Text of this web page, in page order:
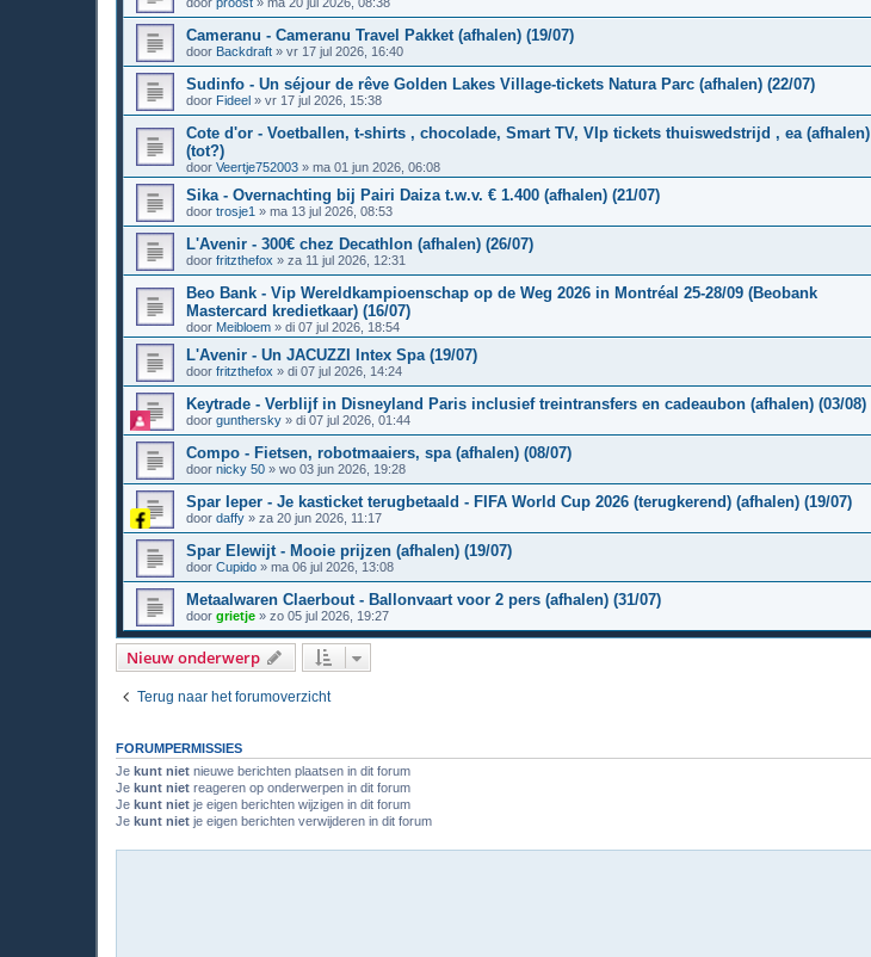
Cameranu - Cameranu Travel Pakket (afhalen) (19/07)
door Backdraft » vr 17 jul 2026, 16:40
Sudinfo - Un séjour de rêve Golden Lakes Village-tickets Natura Parc (afhalen) (22/07)
door Fideel » vr 17 jul 2026, 15:38
Cote d'or - Voetballen, t-shirts , chocolade, Smart TV, VIp tickets thuiswedstrijd , ea (afhalen)
(tot?)
door Veertje752003 » ma 01 jun 2026, 06:08
Sika - Overnachting bij Pairi Daiza t.w.v. € 1.400 (afhalen) (21/07)
door trosje1 » ma 13 jul 2026, 08:53
L'Avenir - 300€ chez Decathlon (afhalen) (26/07)
door fritzthefox » za 11 jul 2026, 12:31
Beo Bank - Vip Wereldkampioenschap op de Weg 2026 in Montréal 25-28/09 (Beobank
Mastercard kredietkaar) (16/07)
door Meibloem » di 07 jul 2026, 18:54
L'Avenir - Un JACUZZI Intex Spa (19/07)
door fritzthefox » di 07 jul 2026, 14:24
Keytrade - Verblijf in Disneyland Paris inclusief treintransfers en cadeaubon (afhalen) (03/08)
door gunthersky » di 07 jul 2026, 01:44
Compo - Fietsen, robotmaaiers, spa (afhalen) (08/07)
door nicky 50 » wo 03 jun 2026, 19:28
Spar Ieper - Je kasticket terugbetaald - FIFA World Cup 2026 (terugkerend) (afhalen) (19/07)
door daffy » za 20 jun 2026, 11:17
Spar Elewijt - Mooie prijzen (afhalen) (19/07)
door Cupido » ma 06 jul 2026, 13:08
Metaalwaren Claerbout - Ballonvaart voor 2 pers (afhalen) (31/07)
door grietje » zo 05 jul 2026, 19:27
Nieuw onderwerp
Terug naar het forumoverzicht
FORUMPERMISSIES
Je kunt niet nieuwe berichten plaatsen in dit forum
Je kunt niet reageren op onderwerpen in dit forum
Je kunt niet je eigen berichten wijzigen in dit forum
Je kunt niet je eigen berichten verwijderen in dit forum